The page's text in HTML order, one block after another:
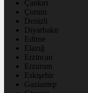
Çankırı
Çorum
Denizli
Diyarbakır
Edirne
Elazığ
Erzincan
Erzurum
Eskişehir
Gaziantep